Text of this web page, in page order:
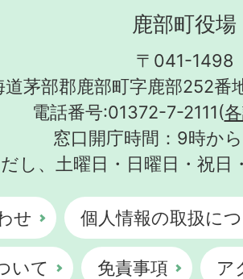
鹿部町役場
〒041-1498
道茅部郡鹿部町字鹿部252番
電話番号:01372-7-2111(
窓口開庁時間：9時か
し、土曜日・日曜日・祝日
せ 個人情報の取扱に
いて 免責事項 ア